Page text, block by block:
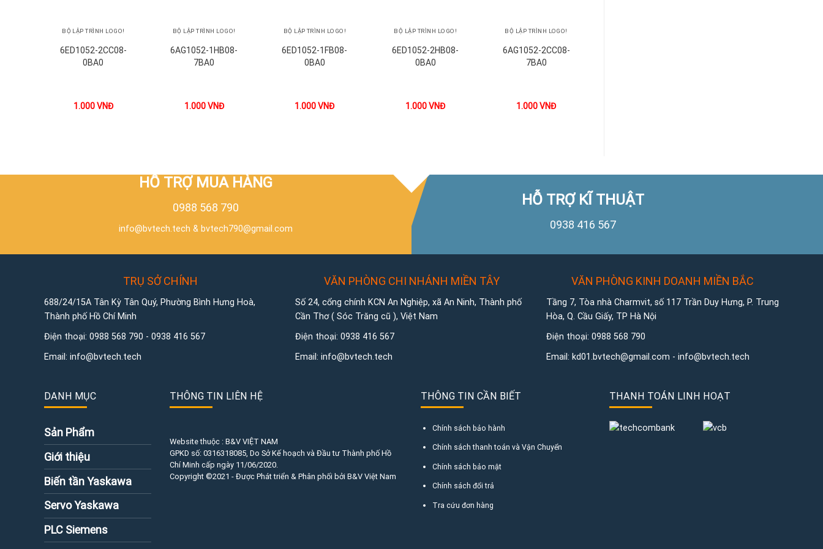
BỘ LẬP TRÌNH LOGO!
6ED1052-2CC08-
0BA0
1.000VNĐ
BỘ LẬP TRÌNH LOGO!
6AG1052-1HB08-
7BA0
1.000VNĐ
BỘ LẬP TRÌNH LOGO!
6ED1052-1FB08-
0BA0
1.000VNĐ
BỘ LẬP TRÌNH LOGO!
6ED1052-2HB08-
0BA0
1.000VNĐ
BỘ LẬP TRÌNH LOGO!
6AG1052-2CC08-
7BA0
1.000VNĐ
HỖ TRỢ MUA HÀNG
0988 568 790
info@bvtech.tech & bvtech790@gmail.com
HỖ TRỢ KĨ THUẬT
0938 416 567
TRỤ SỞ CHÍNH
688/24/15A Tân Kỳ Tân Quý, Phường Bình Hưng Hoà,
Thành phố Hồ Chí Minh
Điện thoại: 0988 568 790 - 0938 416 567
Email: info@bvtech.tech
VĂN PHÒNG CHI NHÁNH MIỀN TÂY
Số 24, cổng chính KCN An Nghiệp, xã An Ninh, Thành phố
Cần Thơ ( Sóc Trăng cũ ), Việt Nam
Điện thoại: 0938 416 567
Email: info@bvtech.tech
VĂN PHÒNG KINH DOANH MIỀN BẮC
Tầng 7, Tòa nhà Charmvit, số 117 Trần Duy Hưng, P. Trung
Hòa, Q. Cầu Giấy, TP Hà Nội
Điện thoại: 0988 568 790
Email: kd01.bvtech@gmail.com - info@bvtech.tech
DANH MỤC
Sản Phẩm
Giới thiệu
Biến tần Yaskawa
Servo Yaskawa
PLC Siemens
THÔNG TIN LIÊN HỆ
Website thuộc : B&V VIỆT NAM
GPKD số: 0316318085 , Do Sở Kế hoạch và Đầu tư Thành phố Hồ
Chí Minh cấp ngày 11/06/2020.
Copyright ©2021 - Được Phát triển & Phân phối bởi B&V Việt Nam
THÔNG TIN CẦN BIẾT
Chính sách bảo hành
Chính sách thanh toán và Vận Chuyển
Chính sách bảo mật
Chính sách đổi trả
Tra cứu đơn hàng
THANH TOÁN LINH HOẠT